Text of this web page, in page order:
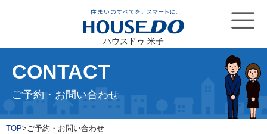
ハウスドゥ 米子
CONTACT
ご予約・お問い合わせ
TOP>ご予約・お問い合わせ